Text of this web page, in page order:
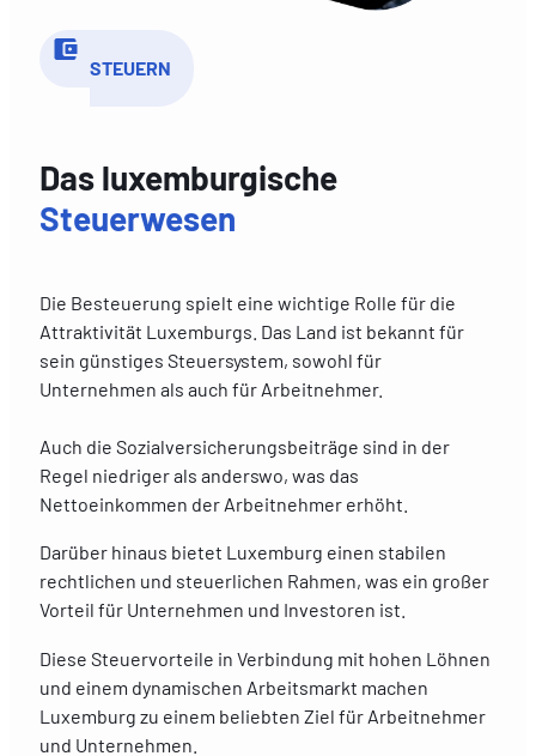
STEUERN
Das luxemburgische
Steuerwesen
Die Besteuerung spielt eine wichtige Rolle für die
Attraktivität Luxemburgs. Das Land ist bekannt für
sein günstiges Steuersystem, sowohl für
Unternehmen als auch für Arbeitnehmer.
Auch die Sozialversicherungsbeiträge sind in der
Regel niedriger als anderswo, was das
Nettoeinkommen der Arbeitnehmer erhöht.
Darüber hinaus bietet Luxemburg einen stabilen
rechtlichen und steuerlichen Rahmen, was ein großer
Vorteil für Unternehmen und Investoren ist.
Diese Steuervorteile in Verbindung mit hohen Löhnen
und einem dynamischen Arbeitsmarkt machen
Luxemburg zu einem beliebten Ziel für Arbeitnehmer
und Unternehmen.